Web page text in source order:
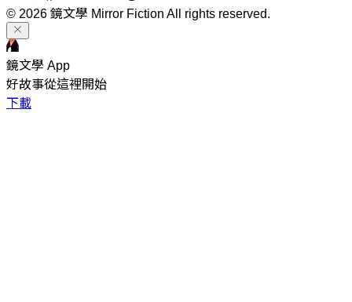
© 2026 鏡文學 Mirror Fiction All rights reserved.
鏡文學 App
好故事從這裡開始
下載